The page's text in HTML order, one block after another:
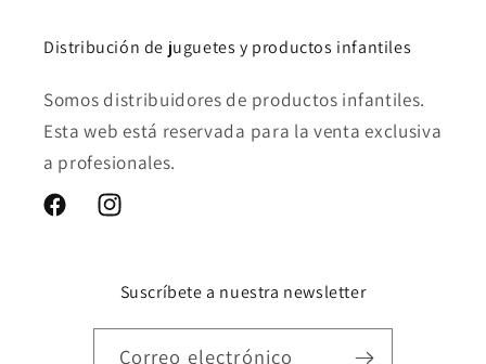
Distribución de juguetes y productos infantiles
Somos distribuidores de productos infantiles.
Esta web está reservada para la venta exclusiva
a profesionales.
FacebookInstagram
Suscríbete a nuestra newsletter
Correo electrónico